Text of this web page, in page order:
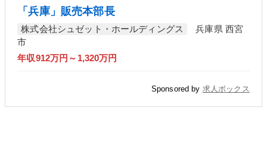
「兵庫」販売本部長
株式会社シュゼット・ホールディングス
兵庫県 西宮
市
年収912万円～1,320万円
Sponsored by 求人ボックス